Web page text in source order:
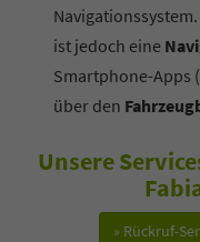
ist jedoch eine
Smartphone-Apps
über den
Unsere
» Rückruf-